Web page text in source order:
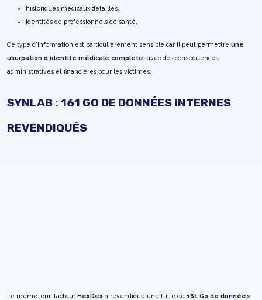
historiques médicaux détaillés,
identités de professionnels de santé.
Ce type d’information est particulièrement sensible car il peut permettre une
usurpation d’identité médicale complète , avec des conséquences
administratives et financières pour les victimes.
SYNLAB : 161 GO DE DONNÉES INTERNES
REVENDIQUÉS
Le même jour, l’acteur HexDex a revendiqué une fuite de 161 Go de données